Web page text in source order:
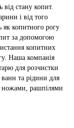
стану копит.
і від того
як копитного рогу
за допомогою
копитних
Наша компанія
для розчистки
та рідини для
ножами, рашпілями